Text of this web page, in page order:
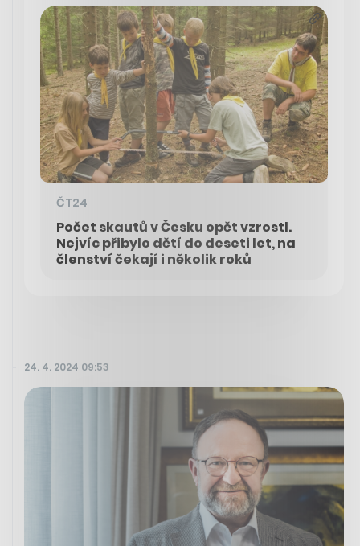
ČT24
Počet skautů v Česku opět vzrostl.
Nejvíc přibylo dětí do deseti let, na
členství čekají i několik roků
24. 4. 2024 09:53